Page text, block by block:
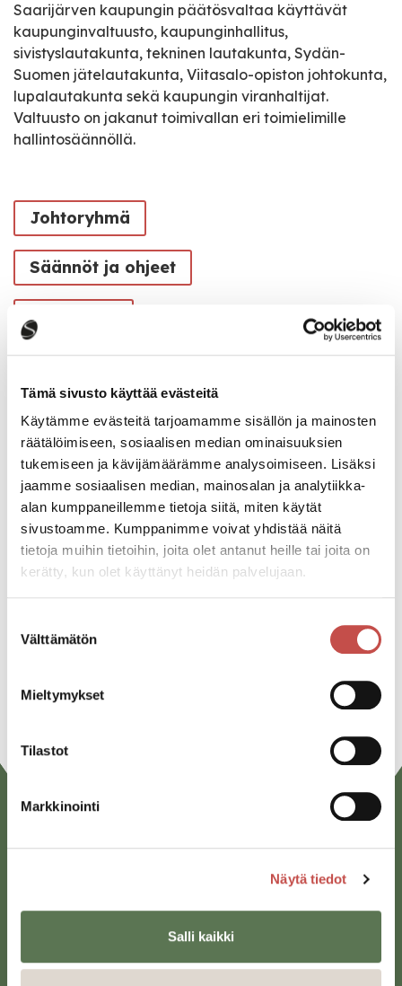
Tämä sivusto käyttää evästeitä
Käytämme evästeitä tarjoamamme sisällön ja mainosten
räätälöimiseen, sosiaalisen median ominaisuuksien
tukemiseen ja kävijämäärämme analysoimiseen. Lisäksi
jaamme sosiaalisen median, mainosalan ja analytiikka-
alan kumppaneillemme tietoja siitä, miten käytät
sivustoamme. Kumppanimme voivat yhdistää näitä
tietoja muihin tietoihin, joita olet antanut heille tai joita on
kerätty, kun olet käyttänyt heidän palvelujaan.
valinta
Välttämätön
Mieltymykset
Tilastot
Markkinointi
Näytä tiedot
Salli kaikki
Saarijärven kaupungin päätösvaltaa käyttävät
kaupunginvaltuusto, kaupunginhallitus,
sivistyslautakunta, tekninen lautakunta, Sydän-
Suomen jätelautakunta, Viitasalo-opiston johtokunta,
lupalautakunta sekä kaupungin viranhaltijat.
Valtuusto on jakanut toimivallan eri toimielimille
hallintosäännöllä.
Johtoryhmä
Säännöt ja ohjeet
Tietosuoja